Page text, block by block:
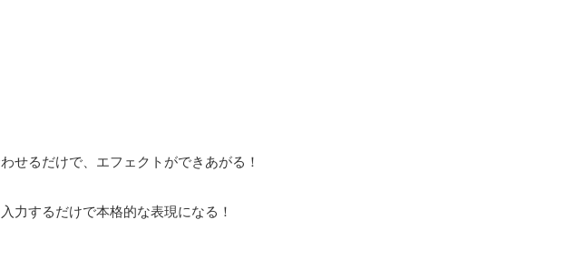
せるだけで、エフェクトができあがる！
力するだけで本格的な表現になる！